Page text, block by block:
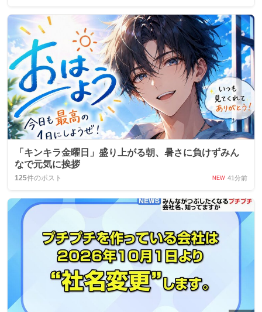
「キンキラ金曜日」盛り上がる朝、暑さに負けずみん
なで元気に挨拶
125件のポスト NEW 41分前